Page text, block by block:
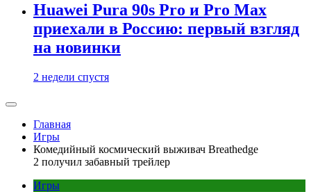
Huawei Pura 90s Pro и Pro Max
приехали в Россию: первый взгляд
на новинки
2 недели спустя
Главная
Игры
Комедийный космический выживач Breathedge
2 получил забавный трейлер
Игры